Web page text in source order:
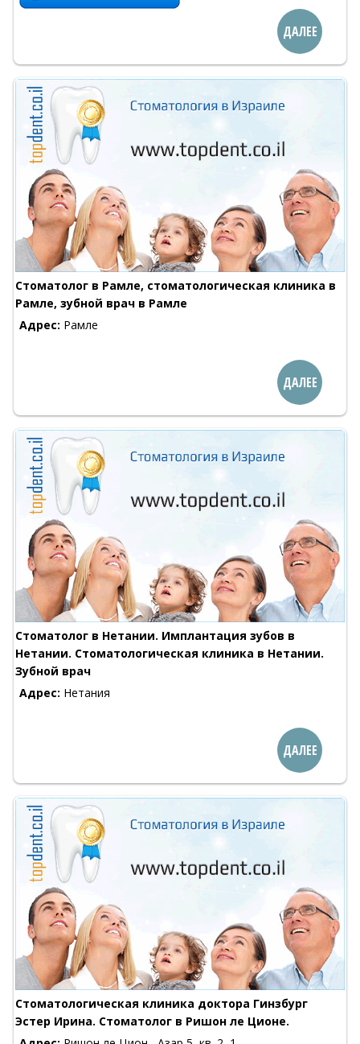
ДАЛЕЕ
Стоматолог в Рамле, стоматологическая клиника в
Рамле, зубной врач в Рамле
Адрес: Рамле
ДАЛЕЕ
Стоматолог в Нетании. Имплантация зубов в
Нетании. Стоматологическая клиника в Нетании.
Зубной врач
Адрес: Нетания
ДАЛЕЕ
Стоматологическая клиника доктора Гинзбург
Эстер Ирина. Стоматолог в Ришон ле Ционе.